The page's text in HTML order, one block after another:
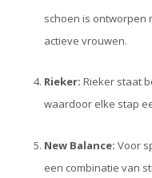
schoen is ontworpen
actieve vrouwen.
Rieker: Rieker staat
waardoor elke stap
New Balance: Voor
een combinatie van